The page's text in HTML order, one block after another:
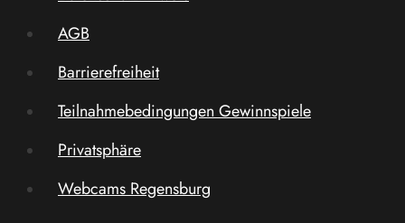
AGB
Barrierefreiheit
Teilnahmebedingungen Gewinnspiele
Privatsphäre
Webcams Regensburg